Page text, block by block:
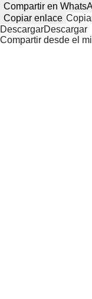
Compartir en
Copiar enlace
DescargarDescargar
Compartir desde el